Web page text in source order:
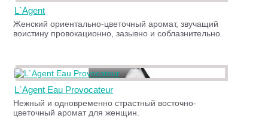
L`Agent
Женский ориентально-цветочный аромат, звучащий
воистину провокационно, зазывно и соблазнительно.
L`Agent Eau Provocateur
Нежный и одновременно страстный восточно-
цветочный аромат для женщин.